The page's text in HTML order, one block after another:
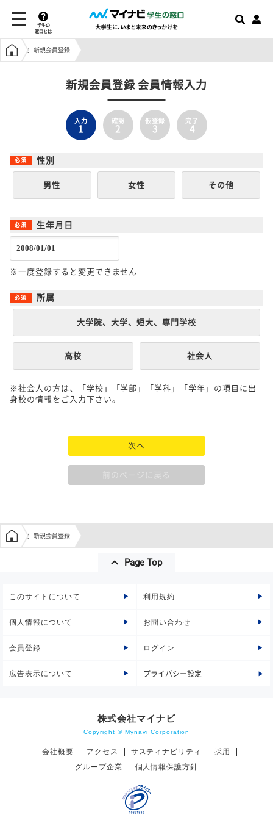
学生の
窓口とは
学生の窓口トップ
新規会員登録
新規会員登録 会員情報入力
入力
1
確認
2
仮登録
3
完了
4
性別
男性 女性 その他
生年月日
※一度登録すると変更できません
所属
大学院、大学、短大、専門学校
高校 社会人
※社会人の方は、「学校」「学部」「学科」「学年」の項目に出
身校の情報をご入力下さい。
次へ
前のページに戻る
学生の窓口トップ
新規会員登録
Page Top
このサイトについて 利用規約
個人情報について お問い合わせ
会員登録 ログイン
広告表示について プライバシー設定
株式会社マイナビ
Copyright © Mynavi Corporation
会社概要 アクセス サスティナビリティ
採用
グループ企業
個人情報保護方針